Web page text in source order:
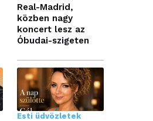
Real-Madrid,
közben nagy
koncert lesz az
Óbudai-szigeten
Esti üdvözletek